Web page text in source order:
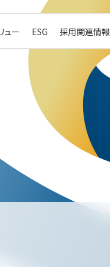
ュー ESG 採用関連情報